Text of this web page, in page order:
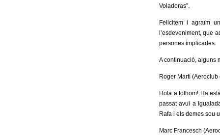
Voladoras”.
Felicitem i agraïm
l’esdeveniment, que
persones implicades.
A continuació, alguns
Roger Martí (Aeroclub
Hola a tothom! Ha
passat avui a
Rafa i els demes sou
Marc Francesch